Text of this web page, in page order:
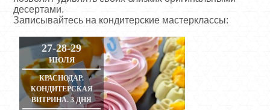
десертами.
Записывайтесь на кондитерские мастерклассы:
27-28-29
ИЮЛЯ
КРАСНОДАР.
КОНДИТЕРСКАЯ
ВИТРИНА. 3 ДНЯ